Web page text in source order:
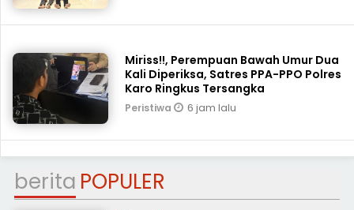
Miriss!!, Perempuan Bawah Umur Dua
Kali Diperiksa, Satres PPA-PPO Polres
Karo Ringkus Tersangka
Peristiwa 6 jam lalu
berita POPULER